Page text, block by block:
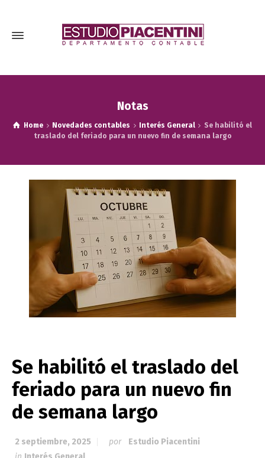
Notas
Home Novedades contables Interés General
Se habilitó el
traslado del feriado para un nuevo fin de semana largo
Se habilitó el traslado del
feriado para un nuevo fin
de semana largo
2 septiembre, 2025 por
Estudio Piacentini